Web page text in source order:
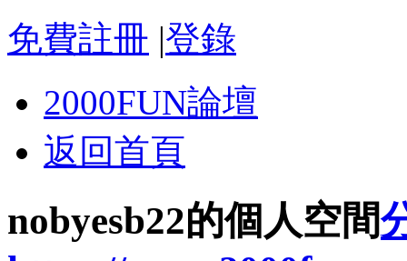
免費註冊 |登錄
2000FUN論壇
返回首頁
nobyesb22的個人空間